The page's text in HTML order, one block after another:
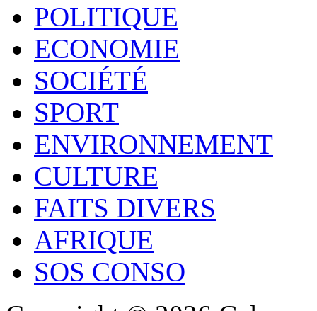
POLITIQUE
ECONOMIE
SOCIÉTÉ
SPORT
ENVIRONNEMENT
CULTURE
FAITS DIVERS
AFRIQUE
SOS CONSO